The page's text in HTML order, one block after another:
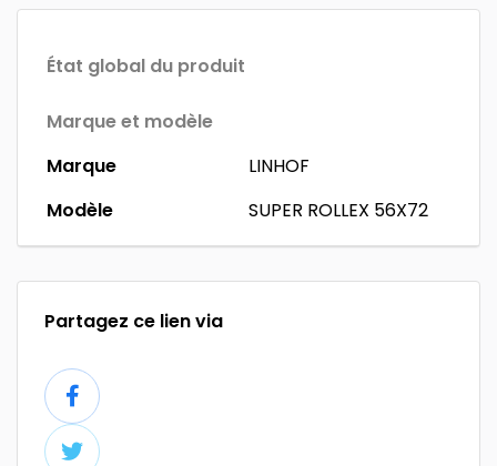
État global du produit
Marque et modèle
Marque
LINHOF
Modèle
SUPER ROLLEX 56X72
Partagez ce lien via